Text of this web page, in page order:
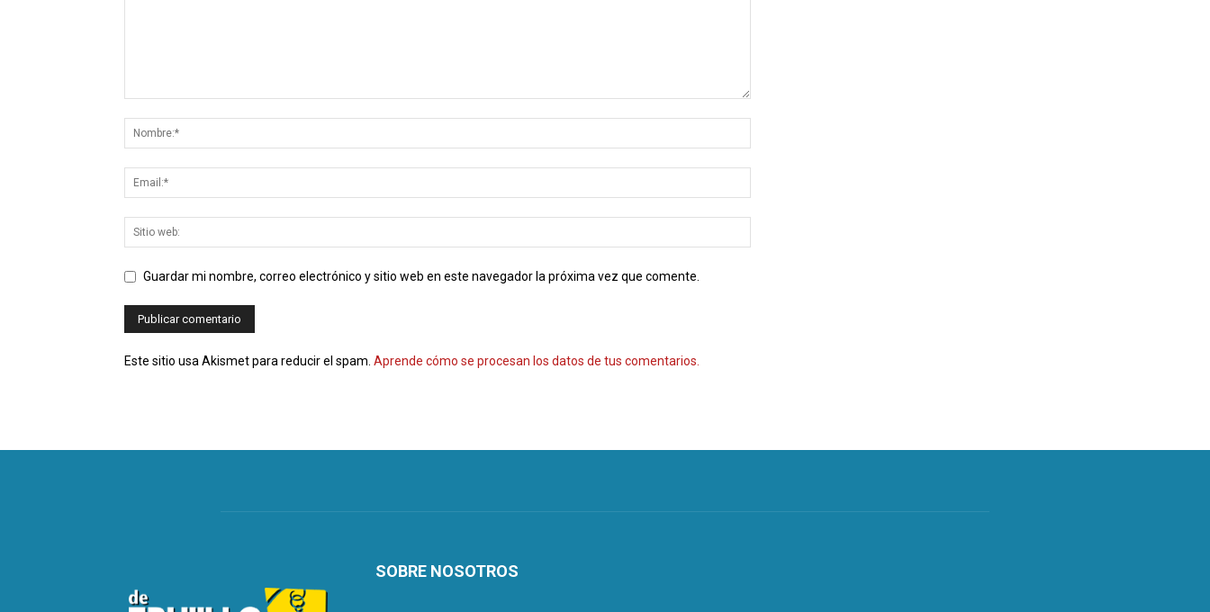
Guardar mi nombre, correo electrónico y sitio web en este navegador la próxima vez que comente.
Este sitio usa Akismet para reducir el spam. Aprende cómo se procesan los datos de tus comentarios.
SOBRE NOSOTROS